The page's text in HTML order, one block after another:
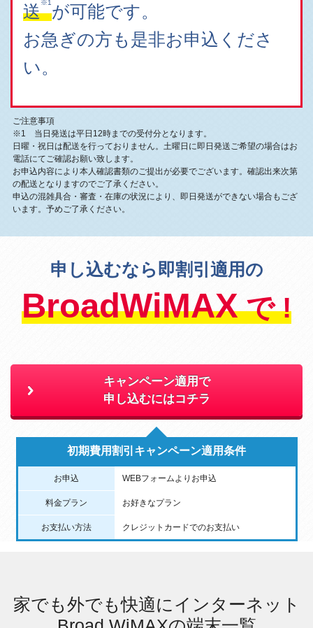
送※1が可能です。
お急ぎの方も是非お申込くださ
い。
ご注意事項
※1 当日発送は平日12時までの受付分となります。
日曜・祝日は配送を行っておりません。土曜日に即日発送ご希望の場合はお
電話にてご確認お願い致します。
お申込内容により本人確認書類のご提出が必要でございます。確認出来次第
の配送となりますのでご了承ください。
申込の混雑具合・審査・在庫の状況により、即日発送ができない場合もござ
います。予めご了承ください。
申し込むなら即割引適用の
BroadWiMAXで !
キャンペーン適用で
申し込むにはコチラ
初期費用割引キャンペーン適用条件
お申込 WEBフォームよりお申込
料金プラン お好きなプラン
お支払い方法 クレジットカードでのお支払い
家でも外でも快適にインターネット